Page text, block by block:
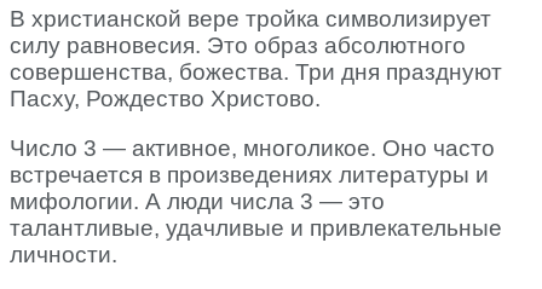
В христианской вере тройка символизирует
силу равновесия. Это образ абсолютного
совершенства, божества. Три дня празднуют
Пасху, Рождество Христово.
Число 3 — активное, многоликое. Оно часто
встречается в произведениях литературы и
мифологии. А люди числа 3 — это
талантливые, удачливые и привлекательные
личности.